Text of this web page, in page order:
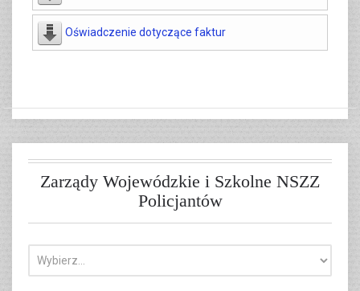
Oświadczenie dotyczące faktur
Zarządy Wojewódzkie i Szkolne NSZZ
Policjantów